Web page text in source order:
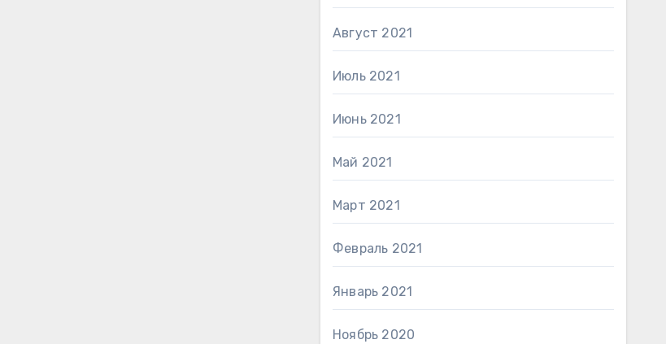
Август 2021
Июль 2021
Июнь 2021
Май 2021
Март 2021
Февраль 2021
Январь 2021
Ноябрь 2020